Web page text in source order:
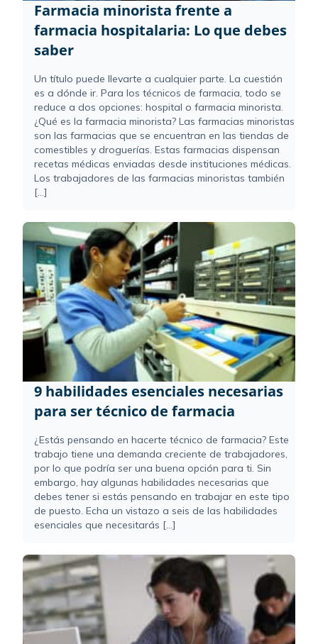
Farmacia minorista frente a
farmacia hospitalaria: Lo que debes
saber
Un título puede llevarte a cualquier parte. La cuestión
es a dónde ir. Para los técnicos de farmacia, todo se
reduce a dos opciones: hospital o farmacia minorista.
¿Qué es la farmacia minorista? Las farmacias minoristas
son las farmacias que se encuentran en las tiendas de
comestibles y droguerías. Estas farmacias dispensan
recetas médicas enviadas desde instituciones médicas.
Los trabajadores de las farmacias minoristas también
[...]
9 habilidades esenciales necesarias
para ser técnico de farmacia
¿Estás pensando en hacerte técnico de farmacia? Este
trabajo tiene una demanda creciente de trabajadores,
por lo que podría ser una buena opción para ti. Sin
embargo, hay algunas habilidades necesarias que
debes tener si estás pensando en trabajar en este tipo
de puesto. Echa un vistazo a seis de las habilidades
esenciales que necesitarás [...]